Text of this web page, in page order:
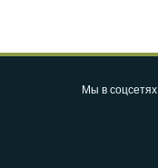
Мы в соцсетях